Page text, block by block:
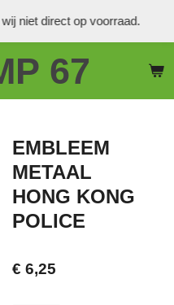
67
niet direct op voorraad.
EMBLEEM
METAAL
HONG KONG
POLICE
€ 6,25